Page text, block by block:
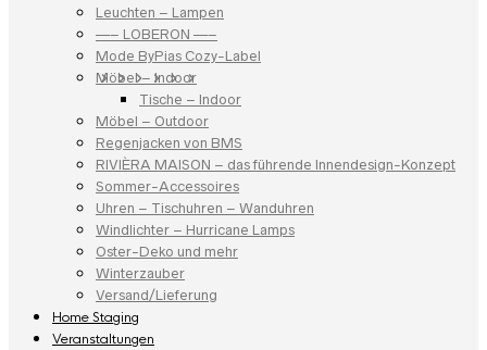
Leuchten – Lampen
—– LOBERON —–
Mode ByPias Cozy-Label
Möbel – Indoor
Tische – Indoor
Möbel – Outdoor
Regenjacken von BMS
RIVIÈRA MAISON – das führende Innendesign-Konzept
Sommer-Accessoires
Uhren – Tischuhren – Wanduhren
Windlichter – Hurricane Lamps
Oster-Deko und mehr
Winterzauber
Versand/Lieferung
Home Staging
Veranstaltungen